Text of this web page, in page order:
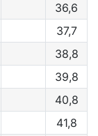
36,6
37,7
38,8
39,8
40,8
41,8